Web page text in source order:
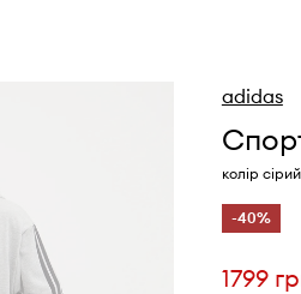
adidas
колір
-40%
1799